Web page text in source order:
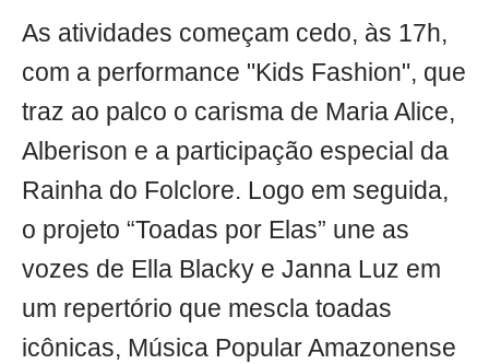
As atividades começam cedo, às 17h,
com a performance "Kids Fashion", que
traz ao palco o carisma de Maria Alice,
Alberison e a participação especial da
Rainha do Folclore. Logo em seguida,
o projeto “Toadas por Elas” une as
vozes de Ella Blacky e Janna Luz em
um repertório que mescla toadas
icônicas, Música Popular Amazonense